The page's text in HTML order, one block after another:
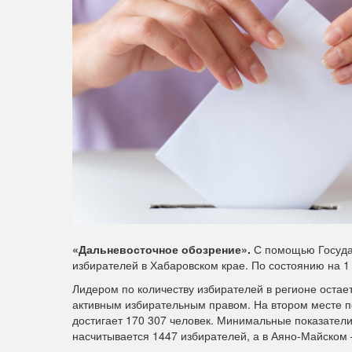
«Дальневосточное обозрение». С помощью
избирателей в Хабаровском крае. По состоянию на
Лидером по количеству избирателей в регионе
активным избирательным правом. На втором месте
достигает 170 307 человек. Минимальные
насчитывается 1447 избирателей, а в